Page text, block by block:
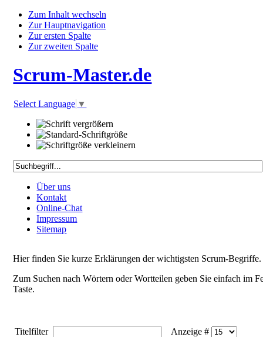
Zum Inhalt wechseln
Zur Hauptnavigation
Zur ersten Spalte
Zur zweiten Spalte
Scrum-Master.de
Select Language ▼
Über uns
Kontakt
Online-Chat
Impressum
Sitemap
Hier finden Sie kurze Erklärungen der wichtigsten Scrum-Begriffe.
Zum Suchen nach Wörtern oder Wortteilen geben Sie einfach im
Taste.
Titelfilter
Anzeige #